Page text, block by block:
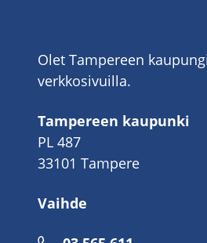
Olet Tampereen
verkkosivuilla.
Tampereen kaupunki
PL 487
33101 Tampere
Vaihde